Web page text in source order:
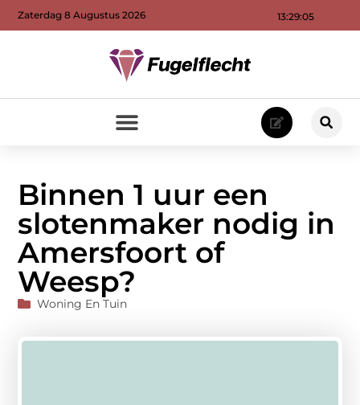
13:29:06
Zaterdag 8 Augustus 2026
Binnen 1 uur een
slotenmaker nodig in
Amersfoort of
Weesp?
Woning En Tuin